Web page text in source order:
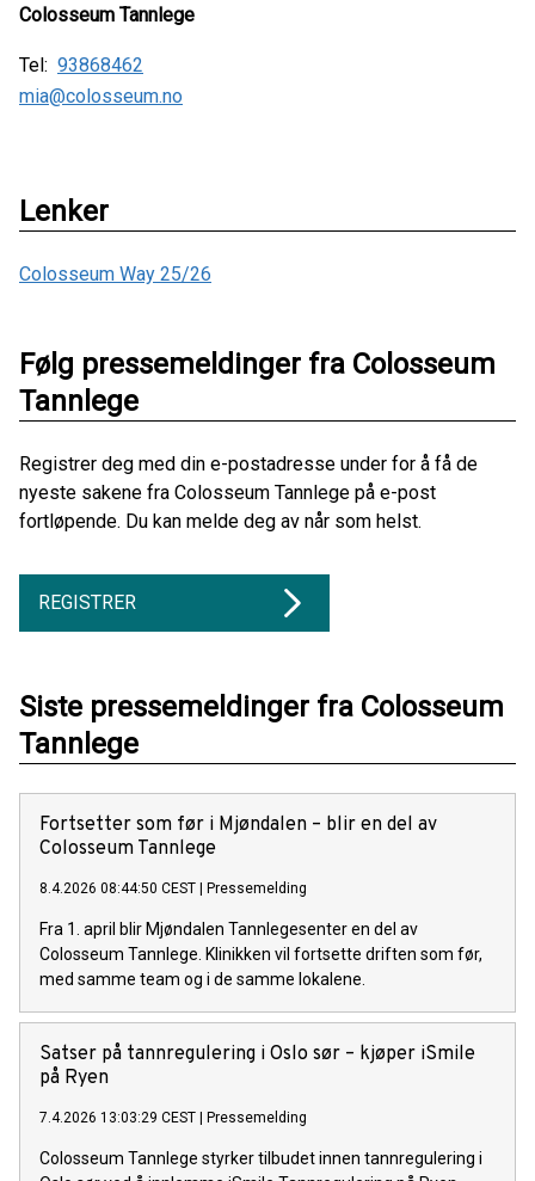
Colosseum Tannlege
Tel: 93868462
mia@colosseum.no
Lenker
Colosseum Way 25/26
Følg pressemeldinger fra Colosseum
Tannlege
Registrer deg med din e-postadresse under for å få de
nyeste sakene fra Colosseum Tannlege på e-post
fortløpende. Du kan melde deg av når som helst.
REGISTRER
Siste pressemeldinger fra Colosseum
Tannlege
Fortsetter som før i Mjøndalen – blir en del av
Colosseum Tannlege
8.4.2026 08:44:50 CEST Pressemelding
Fra 1. april blir Mjøndalen Tannlegesenter en del av
Colosseum Tannlege. Klinikken vil fortsette driften som før,
med samme team og i de samme lokalene.
Satser på tannregulering i Oslo sør – kjøper iSmile
på Ryen
7.4.2026 13:03:29 CEST Pressemelding
Colosseum Tannlege styrker tilbudet innen tannregulering i